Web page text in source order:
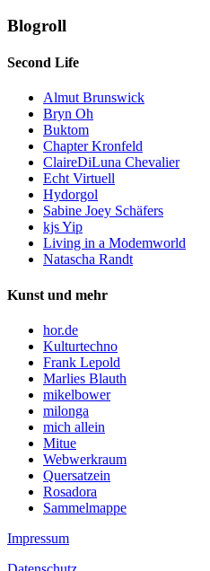
Blogroll
Second Life
Almut Brunswick
Bryn Oh
Buktom
Chapter Kronfeld
ClaireDiLuna Chevalier
Echt Virtuell
Hydorgol
Sabine Joey Schäfers
kjs Yip
Living in a Modemworld
Natascha Randt
Kunst und mehr
hor.de
Kulturtechno
Frank Lepold
Marlies Blauth
mikelbower
milonga
mich allein
Mitue
Webwerkraum
Quersatzein
Rosadora
Sammelmappe
Impressum